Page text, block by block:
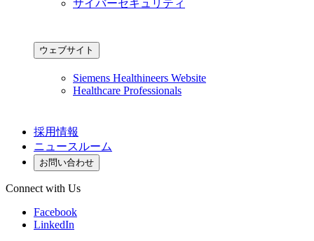
サイバーセキュリティ
ウェブサイト
Siemens Healthineers Website
Healthcare Professionals
採用情報
ニュースルーム
お問い合わせ
Connect with Us
Facebook
LinkedIn